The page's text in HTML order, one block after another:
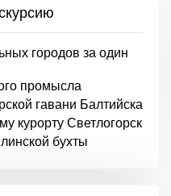
городов за один
промысла
гавани Балтийска
курорту Светлогорск
бухты